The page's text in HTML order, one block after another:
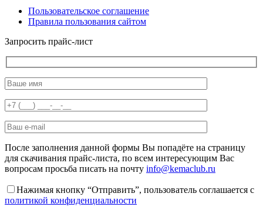
Пользовательское соглашение
Правила пользования сайтом
Запросить прайс-лист
После заполнения данной формы Вы попадёте на страницу
для скачивания прайс-листа, по всем интересующим Вас
вопросам просьба писать на почту info@kemaclub.ru
Нажимая кнопку “Отправить”, пользователь соглашается с
политикой конфиденциальности